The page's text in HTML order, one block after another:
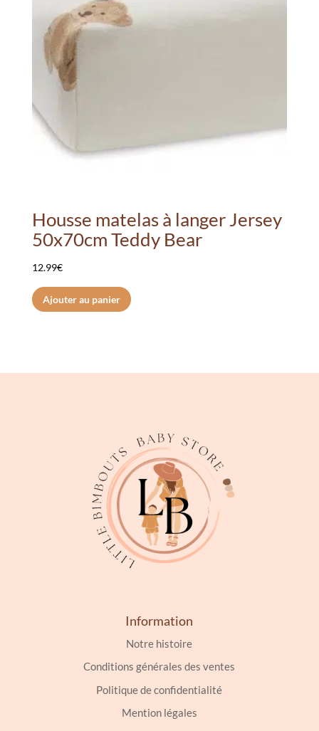
Housse matelas à langer Jersey
50x70cm Teddy Bear
12.99€
Ajouter au panier
Information
Notre histoire
Conditions générales des ventes
Politique de confidentialité
Mention légales